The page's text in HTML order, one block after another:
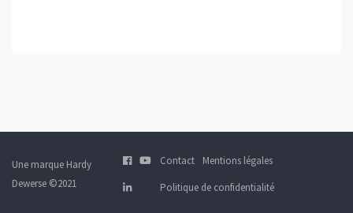
Une marque Hardy
Dewerse ©2021
Contact
Mentions légales
Politique de confidentialité